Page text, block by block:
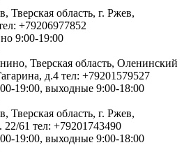
область, г. Ржев,
+79206977852
9:00-19:00
Тверская область, Оленинский
д.4 тел: +79201579527
19:00, выходные 9:00-18:00
область, г. Ржев,
22/61 тел: +79201743490
19:00, выходные 9:00-18:00